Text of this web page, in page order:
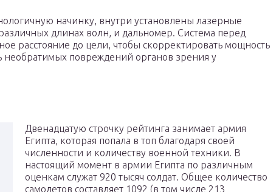
начинку, внутри установлены лазерные
длинах волн, и дальномер. Система перед
расстояние до цели, чтобы скорректировать мощность
необратимых повреждений органов зрения у
Двенадцатую строчку рейтинга занимает армия
Египта, которая попала в топ благодаря своей
численности и количеству военной техники. В
настоящий момент в армии Египта по различным
оценкам служат 920 тысяч солдат. Общее количество
самолетов составляет 1092 (в том числе 213